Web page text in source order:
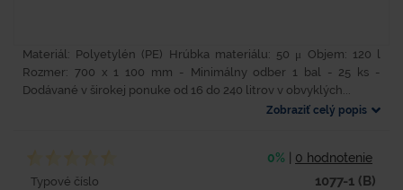
Materiál: Polyetylén (PE) Hrúbka materiálu: 50 μ Objem: 120 l
Rozmer: 700 x 1 100 mm - Minimálny odber 1 bal - 25 ks -
Dodávané v širokej ponuke od 16 do 240 litrov v obvyklých...
Zobraziť celý popis
0% 0 hodnotenie
Typové číslo 1077-1 (B)